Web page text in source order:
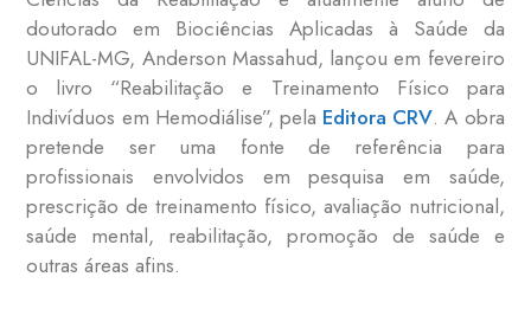
doutorado em Biociências Aplicadas à Saúde da
UNIFAL-MG, Anderson Massahud, lançou em fevereiro
o livro “Reabilitação e Treinamento Físico para
Indivíduos em Hemodiálise”, pela Editora CRV. A obra
pretende ser uma fonte de referência para
profissionais envolvidos em pesquisa em saúde,
prescrição de treinamento físico, avaliação nutricional,
saúde mental, reabilitação, promoção de saúde e
outras áreas afins.